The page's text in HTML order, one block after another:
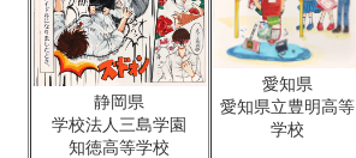
静岡県
学校法人三島学園
知徳高等学校
愛知県
愛知県立豊明高等
学校